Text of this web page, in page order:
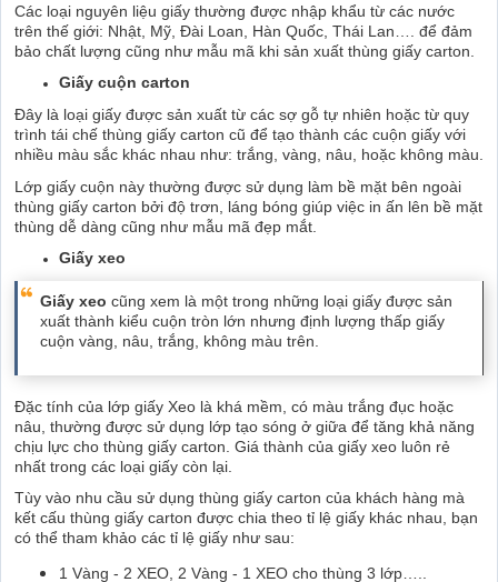
Các loại nguyên liệu giấy thường được nhập khẩu từ các nước
trên thế giới: Nhật, Mỹ, Đài Loan, Hàn Quốc, Thái Lan…. để đảm
bảo chất lượng cũng như mẫu mã khi sản xuất thùng giấy carton.
Giấy cuộn carton
Đây là loại giấy được sản xuất từ các sợ gỗ tự nhiên hoặc từ quy
trình tái chế thùng giấy carton cũ để tạo thành các cuộn giấy với
nhiều màu sắc khác nhau như: trắng, vàng, nâu, hoặc không màu.
Lớp giấy cuộn này thường được sử dụng làm bề mặt bên ngoài
thùng giấy carton bởi độ trơn, láng bóng giúp việc in ấn lên bề mặt
thùng dễ dàng cũng như mẫu mã đẹp mắt.
Giấy xeo
Giấy xeo cũng xem là một trong những loại giấy được sản
xuất thành kiểu cuộn tròn lớn nhưng định lượng thấp giấy
cuộn vàng, nâu, trắng, không màu trên.
Đặc tính của lớp giấy Xeo là khá mềm, có màu trắng đục hoặc
nâu, thường được sử dụng lớp tạo sóng ở giữa để tăng khả năng
chịu lực cho thùng giấy carton. Giá thành của giấy xeo luôn rẻ
nhất trong các loại giấy còn lại.
Tùy vào nhu cầu sử dụng thùng giấy carton của khách hàng mà
kết cấu thùng giấy carton được chia theo tỉ lệ giấy khác nhau, bạn
có thể tham khảo các tỉ lệ giấy như sau:
1 Vàng - 2 XEO, 2 Vàng - 1 XEO cho thùng 3 lớp…..